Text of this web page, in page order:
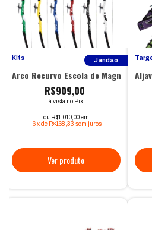
Kits Jandao
Arco Recurvo Escola de Magnésio -
R$909,00
à vista no Pix
ou R$1.010,00 em
6 xde R$168,33 sem juros